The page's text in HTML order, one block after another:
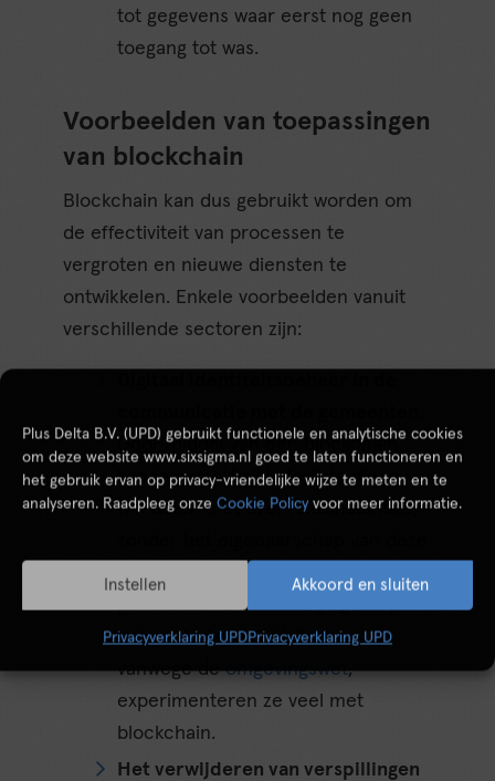
Plus Delta B.V. (UPD) gebruikt functionele en analytische cookies
om deze website www.sixsigma.nl goed te laten functioneren en
het gebruik ervan op privacy-vriendelijke wijze te meten en te
analyseren. Raadpleeg onze Cookie Policy voor meer informatie.
Akkoord en sluiten
Instellen
Privacyverklaring UPDPrivacyverklaring UPD
tot gegevens waar eerst nog geen
toegang tot was.
Voorbeelden van toepassingen
van blockchain
Blockchain kan dus gebruikt worden om
de effectiviteit van processen te
vergroten en nieuwe diensten te
ontwikkelen. Enkele voorbeelden vanuit
verschillende sectoren zijn:
Door middel van een blockchain
kan je gemakkelijk de data die je
wilt delen met overheidsinstanties,
gemeenten extra uitdagingen op
het gebied van digitalisering
vanwege deomgevingswet,
experimenteren ze veel met
blockchain.
Het verwijderen van verspillingen